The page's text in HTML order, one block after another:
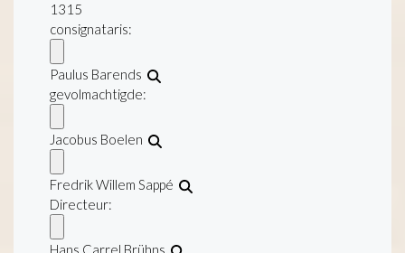
1315
consignataris:
Paulus Barends
gevolmachtigde:
Jacobus Boelen
Fredrik Willem Sappé
Directeur:
Hans Carrel Brühns